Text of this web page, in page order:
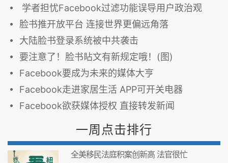
学者担忧Facebook过滤功能误导用户政治观
脸书推开放平台 连接世界更偏远角落
大陆脸书登录系统被中共袭击
要注意了！脸书䀡文有新规定哦！(图)
Facebook要成为未来的媒体大亨
Facebook走进家居生活 APP可开关电器
Facebook欲获媒体授权 直接转发新闻
一周点击排行
全美移民法庭积案创新高 法官很忙